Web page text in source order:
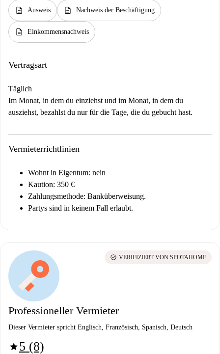
description Ausweis description Nachweis der Beschäftigung
description Einkommensnachweis
Vertragsart
Täglich
Im Monat, in dem du einziehst und im Monat, in dem du
ausziehst, bezahlst du nur für die Tage, die du gebucht hast.
Vermieterrichtlinien
Wohnt in Eigentum: nein
Kaution: 350 €
Zahlungsmethode: Banküberweisung.
Partys sind in keinem Fall erlaubt.
Professioneller Vermieter
Dieser Vermieter spricht Englisch, Französisch, Spanisch, Deutsch
star5 (8)
check_circle VERIFIZIERT VON SPOTAHOME